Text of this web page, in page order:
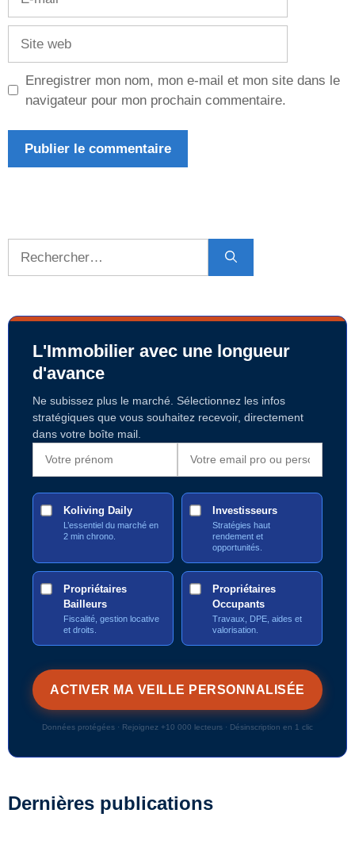
Enregistrer mon nom, mon e-mail et mon site dans le
navigateur pour mon prochain commentaire.
L'Immobilier avec une longueur
d'avance
Ne subissez plus le marché. Sélectionnez les infos
stratégiques que vous souhaitez recevoir, directement
dans votre boîte mail.
Koliving Daily
L’essentiel du marché en
2 min chrono.
Investisseurs
Stratégies haut
rendement et
opportunités.
Propriétaires
Bailleurs
Fiscalité, gestion locative
et droits.
Propriétaires
Occupants
Travaux, DPE, aides et
valorisation.
Données protégées · Rejoignez +10 000 lecteurs · Désinscription en 1 clic
Dernières publications